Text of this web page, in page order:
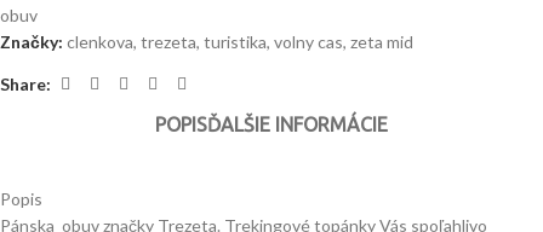
obuv
Značky: clenkova, trezeta, turistika, volny cas, zeta mid
Share:
POPISĎALŠIE INFORMÁCIE
Popis
Pánska obuv značky Trezeta. Trekingové topánky Vás spoľahlivo